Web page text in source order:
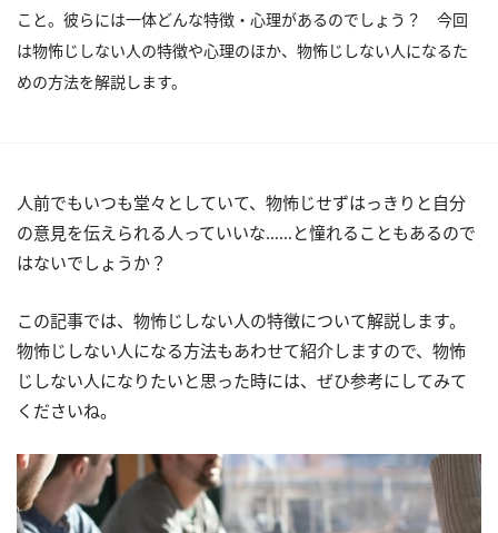
こと。彼らには一体どんな特徴・心理があるのでしょう？ 今回
は物怖じしない人の特徴や心理のほか、物怖じしない人になるた
めの方法を解説します。
人前でもいつも堂々としていて、物怖じせずはっきりと自分
の意見を伝えられる人っていいな……と憧れることもあるので
はないでしょうか？
この記事では、物怖じしない人の特徴について解説します。
物怖じしない人になる方法もあわせて紹介しますので、物怖
じしない人になりたいと思った時には、ぜひ参考にしてみて
くださいね。